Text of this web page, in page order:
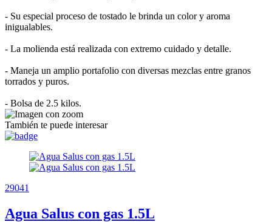
- Su especial proceso de tostado le brinda un color y aroma
inigualables.
- La molienda está realizada con extremo cuidado y detalle.
- Maneja un amplio portafolio con diversas mezclas entre granos
torrados y puros.
- Bolsa de 2.5 kilos.
También te puede interesar
29041
Agua Salus con gas 1.5L